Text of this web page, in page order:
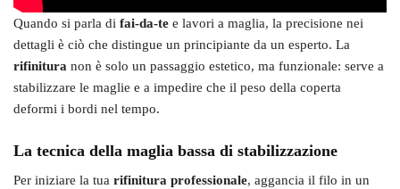
Quando si parla di fai-da-te e lavori a maglia, la precisione nei
dettagli è ciò che distingue un principiante da un esperto. La
rifinitura non è solo un passaggio estetico, ma funzionale: serve a
stabilizzare le maglie e a impedire che il peso della coperta
deformi i bordi nel tempo.
La tecnica della maglia bassa di stabilizzazione
Per iniziare la tua rifinitura professionale, aggancia il filo in un